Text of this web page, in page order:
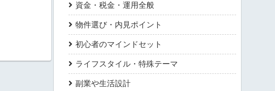
資金・税金・運用全般
物件選び・内見ポイント
初心者のマインドセット
ライフスタイル・特殊テーマ
副業や生活設計